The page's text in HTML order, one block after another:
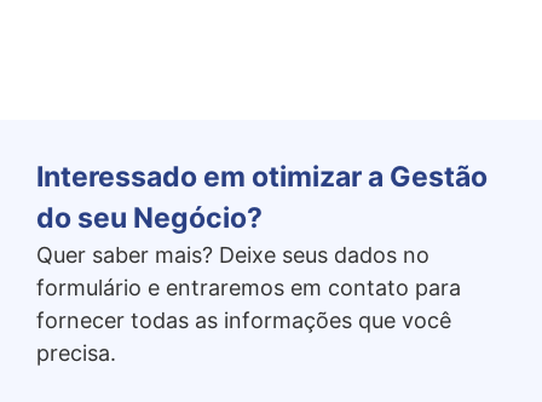
Interessado em otimizar a Gestão
do seu Negócio?
Quer saber mais? Deixe seus dados no
formulário e entraremos em contato para
fornecer todas as informações que você
precisa.